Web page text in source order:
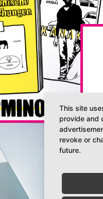
This site
provide and
revoke or
future.